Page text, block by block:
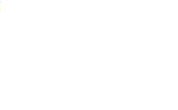
води 30°C зі